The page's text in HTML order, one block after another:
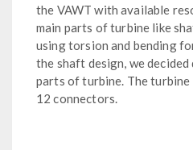
the VAWT with available
main parts of turbine like
using torsion and bending
the shaft design, we
parts of turbine. The turbine
12 connectors.